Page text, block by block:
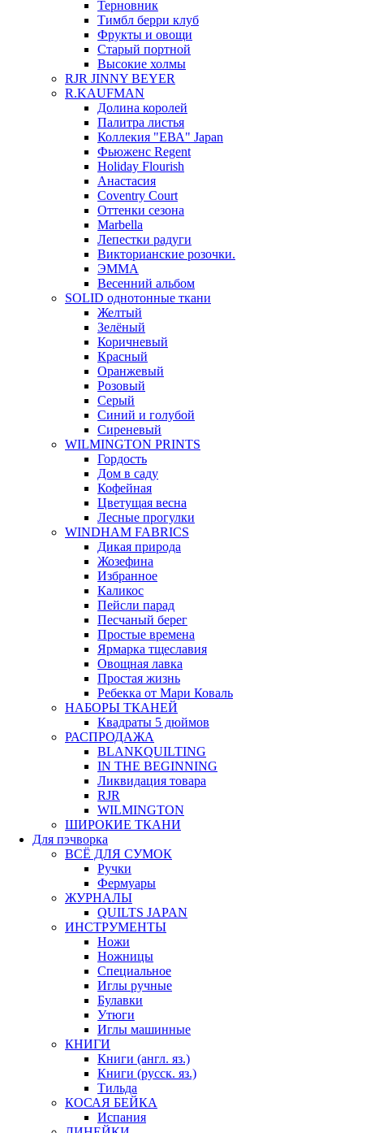
Терновник
Тимбл берри клуб
Фрукты и овощи
Старый портной
Высокие холмы
RJR JINNY BEYER
R.KAUFMAN
Долина королей
Палитра листья
Коллекия "ЕВА" Japan
Фьюженс Regent
Holiday Flourish
Анастасия
Coventry Court
Оттенки сезона
Marbella
Лепестки радуги
Викторианские розочки.
ЭММА
Весенний альбом
SOLID однотонные ткани
Желтый
Зелёный
Коричневый
Красный
Оранжевый
Розовый
Серый
Синий и голубой
Сиреневый
WILMINGTON PRINTS
Гордость
Дом в саду
Кофейная
Цветущая весна
Лесные прогулки
WINDHAM FABRICS
Дикая природа
Жозефина
Избранное
Каликос
Пейсли парад
Песчаный берег
Простые времена
Ярмарка тщеславия
Овощная лавка
Простая жизнь
Ребекка от Мари Коваль
НАБОРЫ ТКАНЕЙ
Квадраты 5 дюймов
РАСПРОДАЖА
BLANKQUILTING
IN THE BEGINNING
Ликвидация товара
RJR
WILMINGTON
ШИРОКИЕ ТКАНИ
Для пэчворка
ВСЁ ДЛЯ СУМОК
Ручки
Фермуары
ЖУРНАЛЫ
QUILTS JAPAN
ИНСТРУМЕНТЫ
Ножи
Ножницы
Специальное
Иглы ручные
Булавки
Утюги
Иглы машинные
КНИГИ
Книги (англ. яз.)
Книги (русск. яз.)
Тильда
КОСАЯ БЕЙКА
Испания